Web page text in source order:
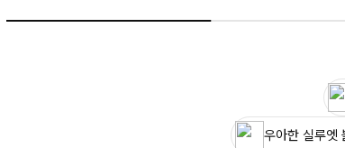
우아한 실루엣